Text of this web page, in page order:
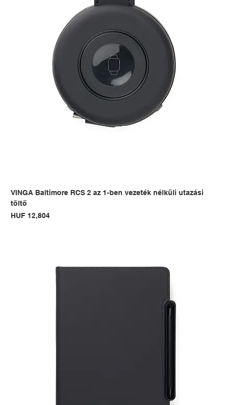
VINGA Baltimore RCS 2 az 1-ben vezeték nélküli utazási
töltő
Price
HUF 12,804